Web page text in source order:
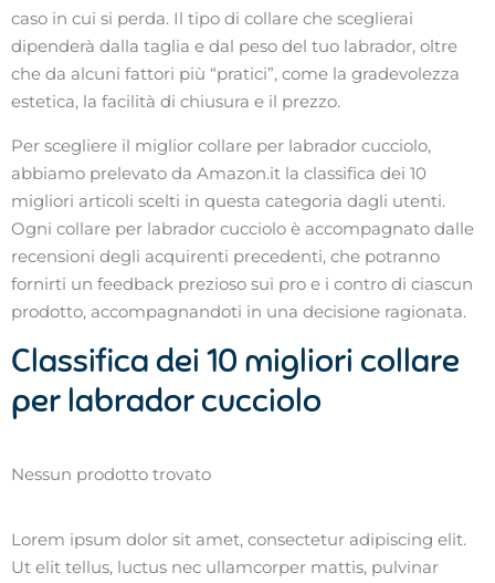
caso in cui si perda. Il tipo di collare che sceglierai
dipenderà dalla taglia e dal peso del tuo labrador, oltre
che da alcuni fattori più “pratici”, come la gradevolezza
estetica, la facilità di chiusura e il prezzo.
Per scegliere il miglior collare per labrador cucciolo,
abbiamo prelevato da Amazon.it la classifica dei 10
migliori articoli scelti in questa categoria dagli utenti.
Ogni collare per labrador cucciolo è accompagnato dalle
recensioni degli acquirenti precedenti, che potranno
fornirti un feedback prezioso sui pro e i contro di ciascun
prodotto, accompagnandoti in una decisione ragionata.
Classifica dei 10 migliori collare
per labrador cucciolo
Nessun prodotto trovato
Lorem ipsum dolor sit amet, consectetur adipiscing elit.
Ut elit tellus, luctus nec ullamcorper mattis, pulvinar